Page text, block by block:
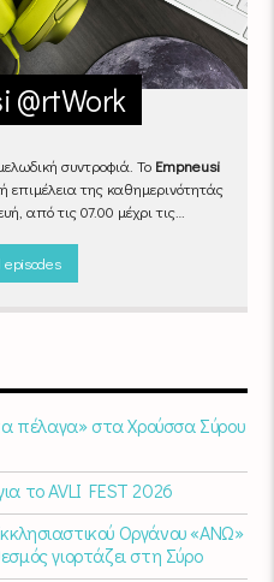
@rtWork
συντροφιά. Το Empneusi
επιμέλεια της καθημερινότητάς
από τις 07.00 μέχρι τις
μας πως δουλειά και
(Δευτέρα-Παρασκευή)
episodes
πέλαγα» στα Χρούσσα Σύρου
το AVLI FEST 2026
Οργάνου «ΑΝΩ»
γιορτάζει στη Σύρο​